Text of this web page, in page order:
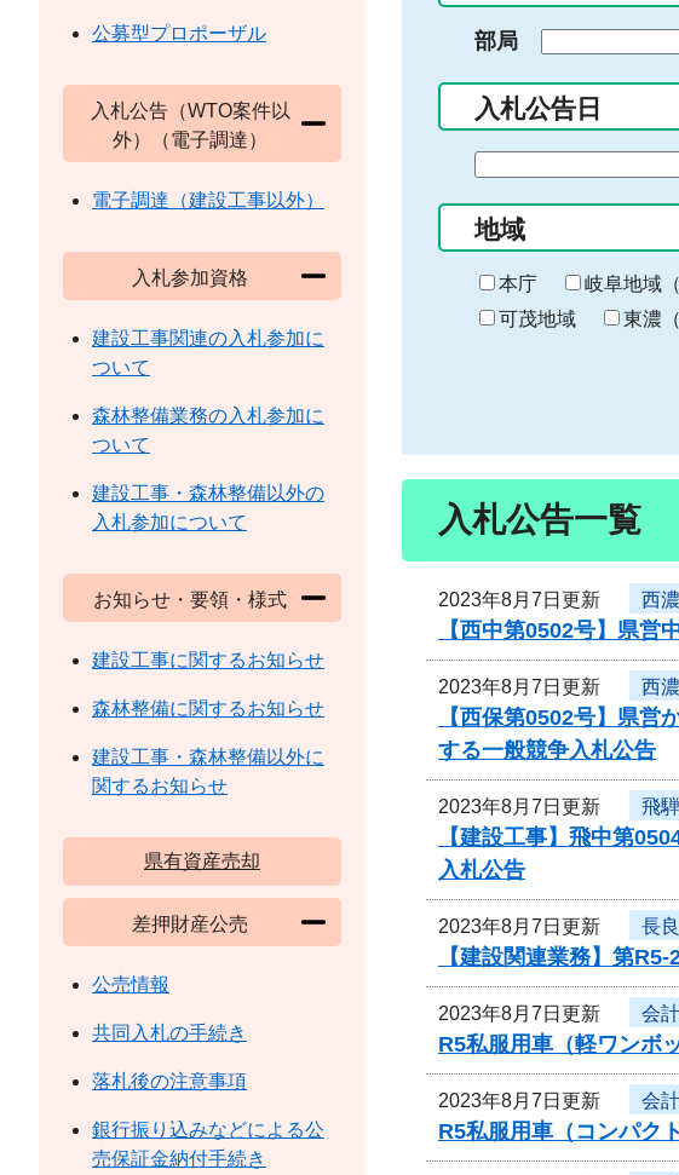
入
力
部局
入札公告日
の
始
ま
り
地域
本庁 岐阜地域
可茂地域
東濃
入札公告一覧
2023年8月7日更新 西
【西中第0502号】県
2023年8月7日更新 西
【西保第0502号】県
する一般競争入札公告
2023年8月7日更新 飛
【建設工事】飛中第
入札公告
2023年8月7日更新 長
【建設関連業務】第
2023年8月7日更新 会
R5私服用車（軽ワンボ
2023年8月7日更新 会
R5私服用車（コンパク
公募型プロポーザル
入札公告（WTO案件以
外）（電子調達）
電子調達（建設工事以外）
入札参加資格
建設工事関連の入札参加に
ついて
森林整備業務の入札参加に
ついて
建設工事・森林整備以外の
入札参加について
お知らせ・要領・様式
建設工事に関するお知らせ
森林整備に関するお知らせ
建設工事・森林整備以外に
関するお知らせ
県有資産売却
差押財産公売
公売情報
共同入札の手続き
落札後の注意事項
銀行振り込みなどによる公
売保証金納付手続き